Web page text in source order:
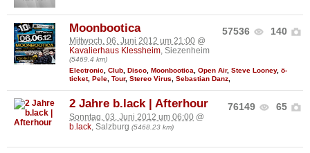
57536 140
Moonbootica
Mittwoch, 06. Juni 2012 um 21:00 @
Kavalierhaus Klessheim, Siezenheim
(5469.4 km)
Electronic, Club, Disco, Moonbootica, Open Air, Steve Looney, ö-
ticket, Pele, Tour, Stereo Virus, Sebastian Danz,
76149 65
2 Jahre b.lack | Afterhour
Sonntag, 03. Juni 2012 um 06:00 @
b.lack , Salzburg (5468.23 km)